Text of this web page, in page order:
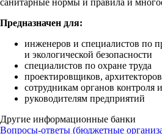
Предназначен для:
инженеров и специалистов по
и экологической безопасности
специалистов по охране труда
проектировщиков,
сотрудникам органов контроля
руководителям предприятий
Другие информационные банки
Вопросы-ответы (бюджетные